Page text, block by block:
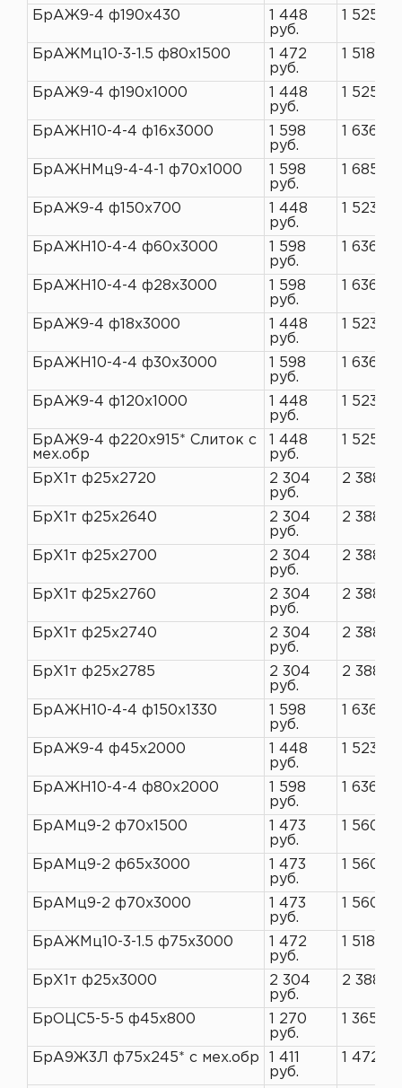
БрАЖ9-4 ф190х430
1 448
руб.
1 525
БрАЖМц10-3-1.5 ф80х1500
1 472
руб.
1 518
БрАЖ9-4 ф190х1000
1 448
руб.
1 525
БрАЖН10-4-4 ф16х3000
1 598
руб.
1 636
БрАЖНМц9-4-4-1 ф70х1000
1 598
руб.
1 685
БрАЖ9-4 ф150х700
1 448
руб.
1 523
БрАЖН10-4-4 ф60х3000
1 598
руб.
1 636
БрАЖН10-4-4 ф28х3000
1 598
руб.
1 636
БрАЖ9-4 ф18х3000
1 448
руб.
1 523
БрАЖН10-4-4 ф30х3000
1 598
руб.
1 636
БрАЖ9-4 ф120х1000
1 448
руб.
1 523
БрАЖ9-4 ф220х915* Слиток с
мех.обр
1 448
руб.
1 525
БрХ1т ф25х2720
2 304
руб.
2 388
БрХ1т ф25х2640
2 304
руб.
2 388
БрХ1т ф25х2700
2 304
руб.
2 388
БрХ1т ф25х2760
2 304
руб.
2 388
БрХ1т ф25х2740
2 304
руб.
2 388
БрХ1т ф25х2785
2 304
руб.
2 388
БрАЖН10-4-4 ф150х1330
1 598
руб.
1 636
БрАЖ9-4 ф45х2000
1 448
руб.
1 523
БрАЖН10-4-4 ф80х2000
1 598
руб.
1 636
БрАМц9-2 ф70х1500
1 473
руб.
1 560
БрАМц9-2 ф65х3000
1 473
руб.
1 560
БрАМц9-2 ф70х3000
1 473
руб.
1 560
БрАЖМц10-3-1.5 ф75х3000
1 472
руб.
1 518
БрХ1т ф25х3000
2 304
руб.
2 388
БрОЦС5-5-5 ф45х800
1 270
руб.
1 365
БрА9Ж3Л ф75х245* с мех.обр
1 411
руб.
1 472